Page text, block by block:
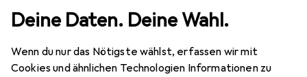
Deine Daten. Deine Wahl.
Wenn du nur das Nötigste wählst, erfassen wir mit
Cookies und ähnlichen Technologien Informationen zu
Beybi
Kategorien anzeigen